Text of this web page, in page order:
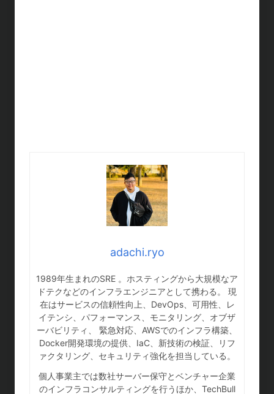
adachi.ryo
1989年生まれのSRE 。ホスティングから大規模なア
ドテクなどのインフラエンジニアとして携わる。 現
在はサービスの信頼性向上、DevOps、可用性、レ
イテンシ、パフォーマンス、モニタリング、オブザ
ーバビリティ、 緊急対応、AWSでのインフラ構築、
Docker開発環境の提供、IaC、新技術の検証、リフ
ァクタリング、セキュリティ強化を担当している。
個人事業主では数社サーバー保守とベンチャー企業
のインフラコンサルティングを行うほか、TechBull